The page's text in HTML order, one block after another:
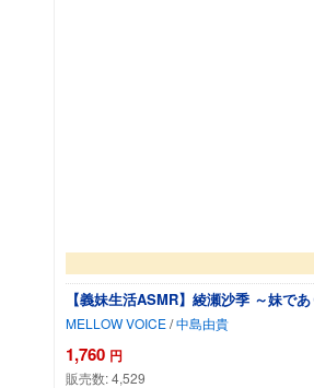
【義妹生活ASMR】綾瀬沙季 ～妹で
MELLOW VOICE/中島由貴
1,760 円
販売数:4,529